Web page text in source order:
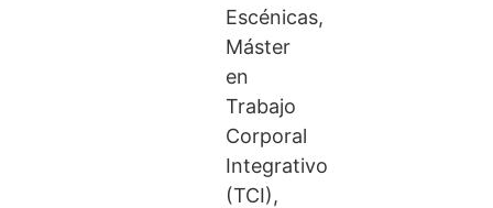
Escénicas,
Máster
en
Trabajo
Corporal
Integrativo
(TCI),